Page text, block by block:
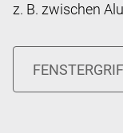
z. B. zwischen